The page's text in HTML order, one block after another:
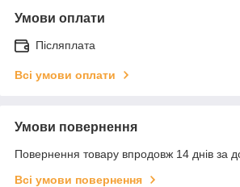
Умови оплати
Післяплата
Всі умови оплати
Умови повернення
Повернення товару впродовж 14 днів за
Всі умови повернення